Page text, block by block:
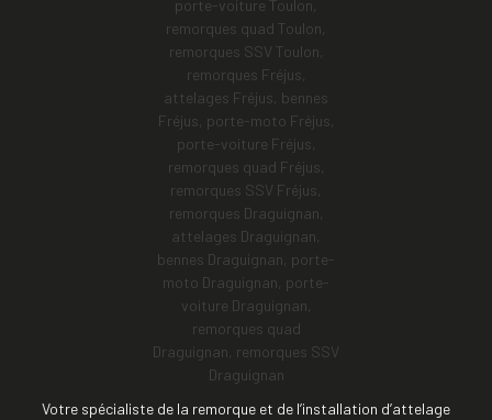
Votre spécialiste de la remorque et de l’installation d’attelage